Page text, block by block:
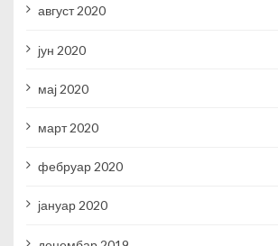
август 2020
јун 2020
мај 2020
март 2020
фебруар 2020
јануар 2020